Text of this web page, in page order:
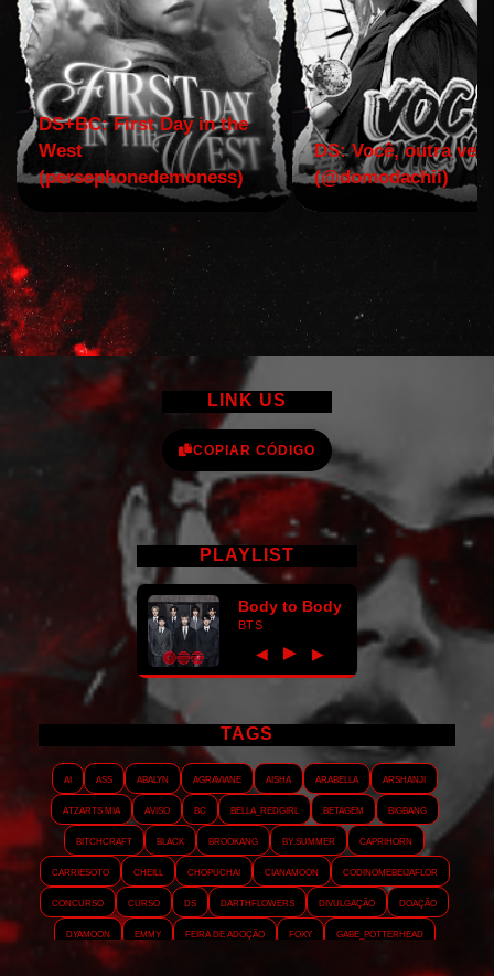
DS+BC: First Day in the
West
(persephonedemoness)
DS: Você, outra vez!
(@domodachii)
LINK US
COPIAR CÓDIGO
PLAYLIST
Body to Body
BTS
◀ ► ▶
TAGS
AI ASS Abalyn Agraviane Aisha Arabella
Arshanji
Atzarts Mia
Aviso BC Bella_RedGirl Betagem
Bigbang
Bitchcraft
Black Brookang By.summer
Caprihorn
Carriesoto
Cheill Chopuchai Cianamoon
Codinomebeijaflor
Concurso
Curso DS Darthflowers Divulgação
Doação
Dyamoon
Emmy Feira de adoção Foxy
Gabe_Potterhead
GeminnieKook